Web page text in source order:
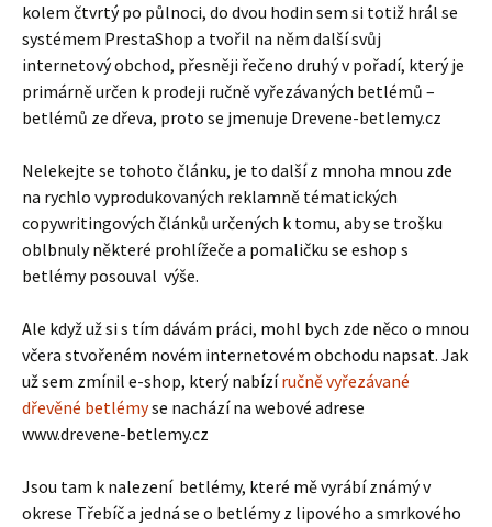
kolem čtvrtý po půlnoci, do dvou hodin sem si totiž hrál se
systémem PrestaShop a tvořil na něm další svůj
internetový obchod, přesněji řečeno druhý v pořadí, který je
primárně určen k prodeji ručně vyřezávaných betlémů –
betlémů ze dřeva, proto se jmenuje Drevene-betlemy.cz
Nelekejte se tohoto článku, je to další z mnoha mnou zde
na rychlo vyprodukovaných reklamně tématických
copywritingových článků určených k tomu, aby se trošku
oblbnuly některé prohlížeče a pomaličku se eshop s
betlémy posouval výše.
Ale když už si s tím dávám práci, mohl bych zde něco o mnou
včera stvořeném novém internetovém obchodu napsat. Jak
už sem zmínil e-shop, který nabízíručně vyřezávané
dřevěné betlémyse nachází na webové adrese
www.drevene-betlemy.cz
Jsou tam k nalezení betlémy, které mě vyrábí známý v
okrese Třebíč a jedná se o betlémy z lipového a smrkového